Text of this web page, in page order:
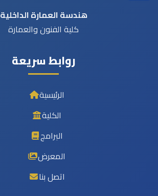
هندسة العمارة الداخلية
كلية الفنون والعمارة
روابط سريعة
الرئيسية
الكلية
البرامج
المعرض
اتصل بنا